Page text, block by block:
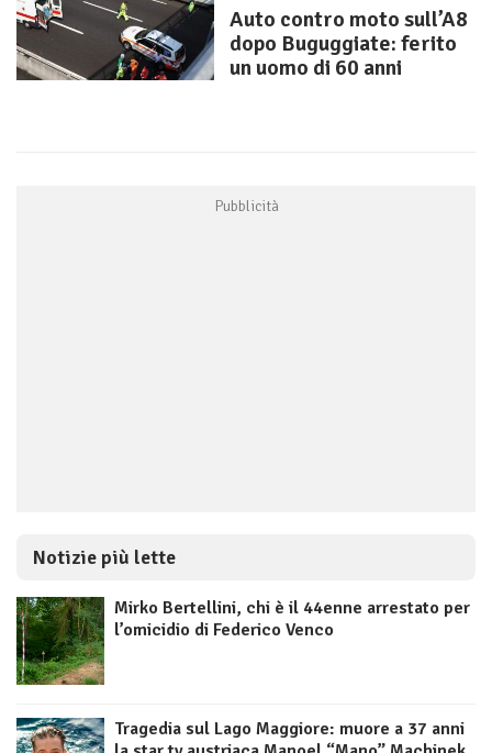
Auto contro moto sull’A8
dopo Buguggiate: ferito
un uomo di 60 anni
Notizie più lette
Mirko Bertellini, chi è il 44enne arrestato per
l’omicidio di Federico Venco
Tragedia sul Lago Maggiore: muore a 37 anni